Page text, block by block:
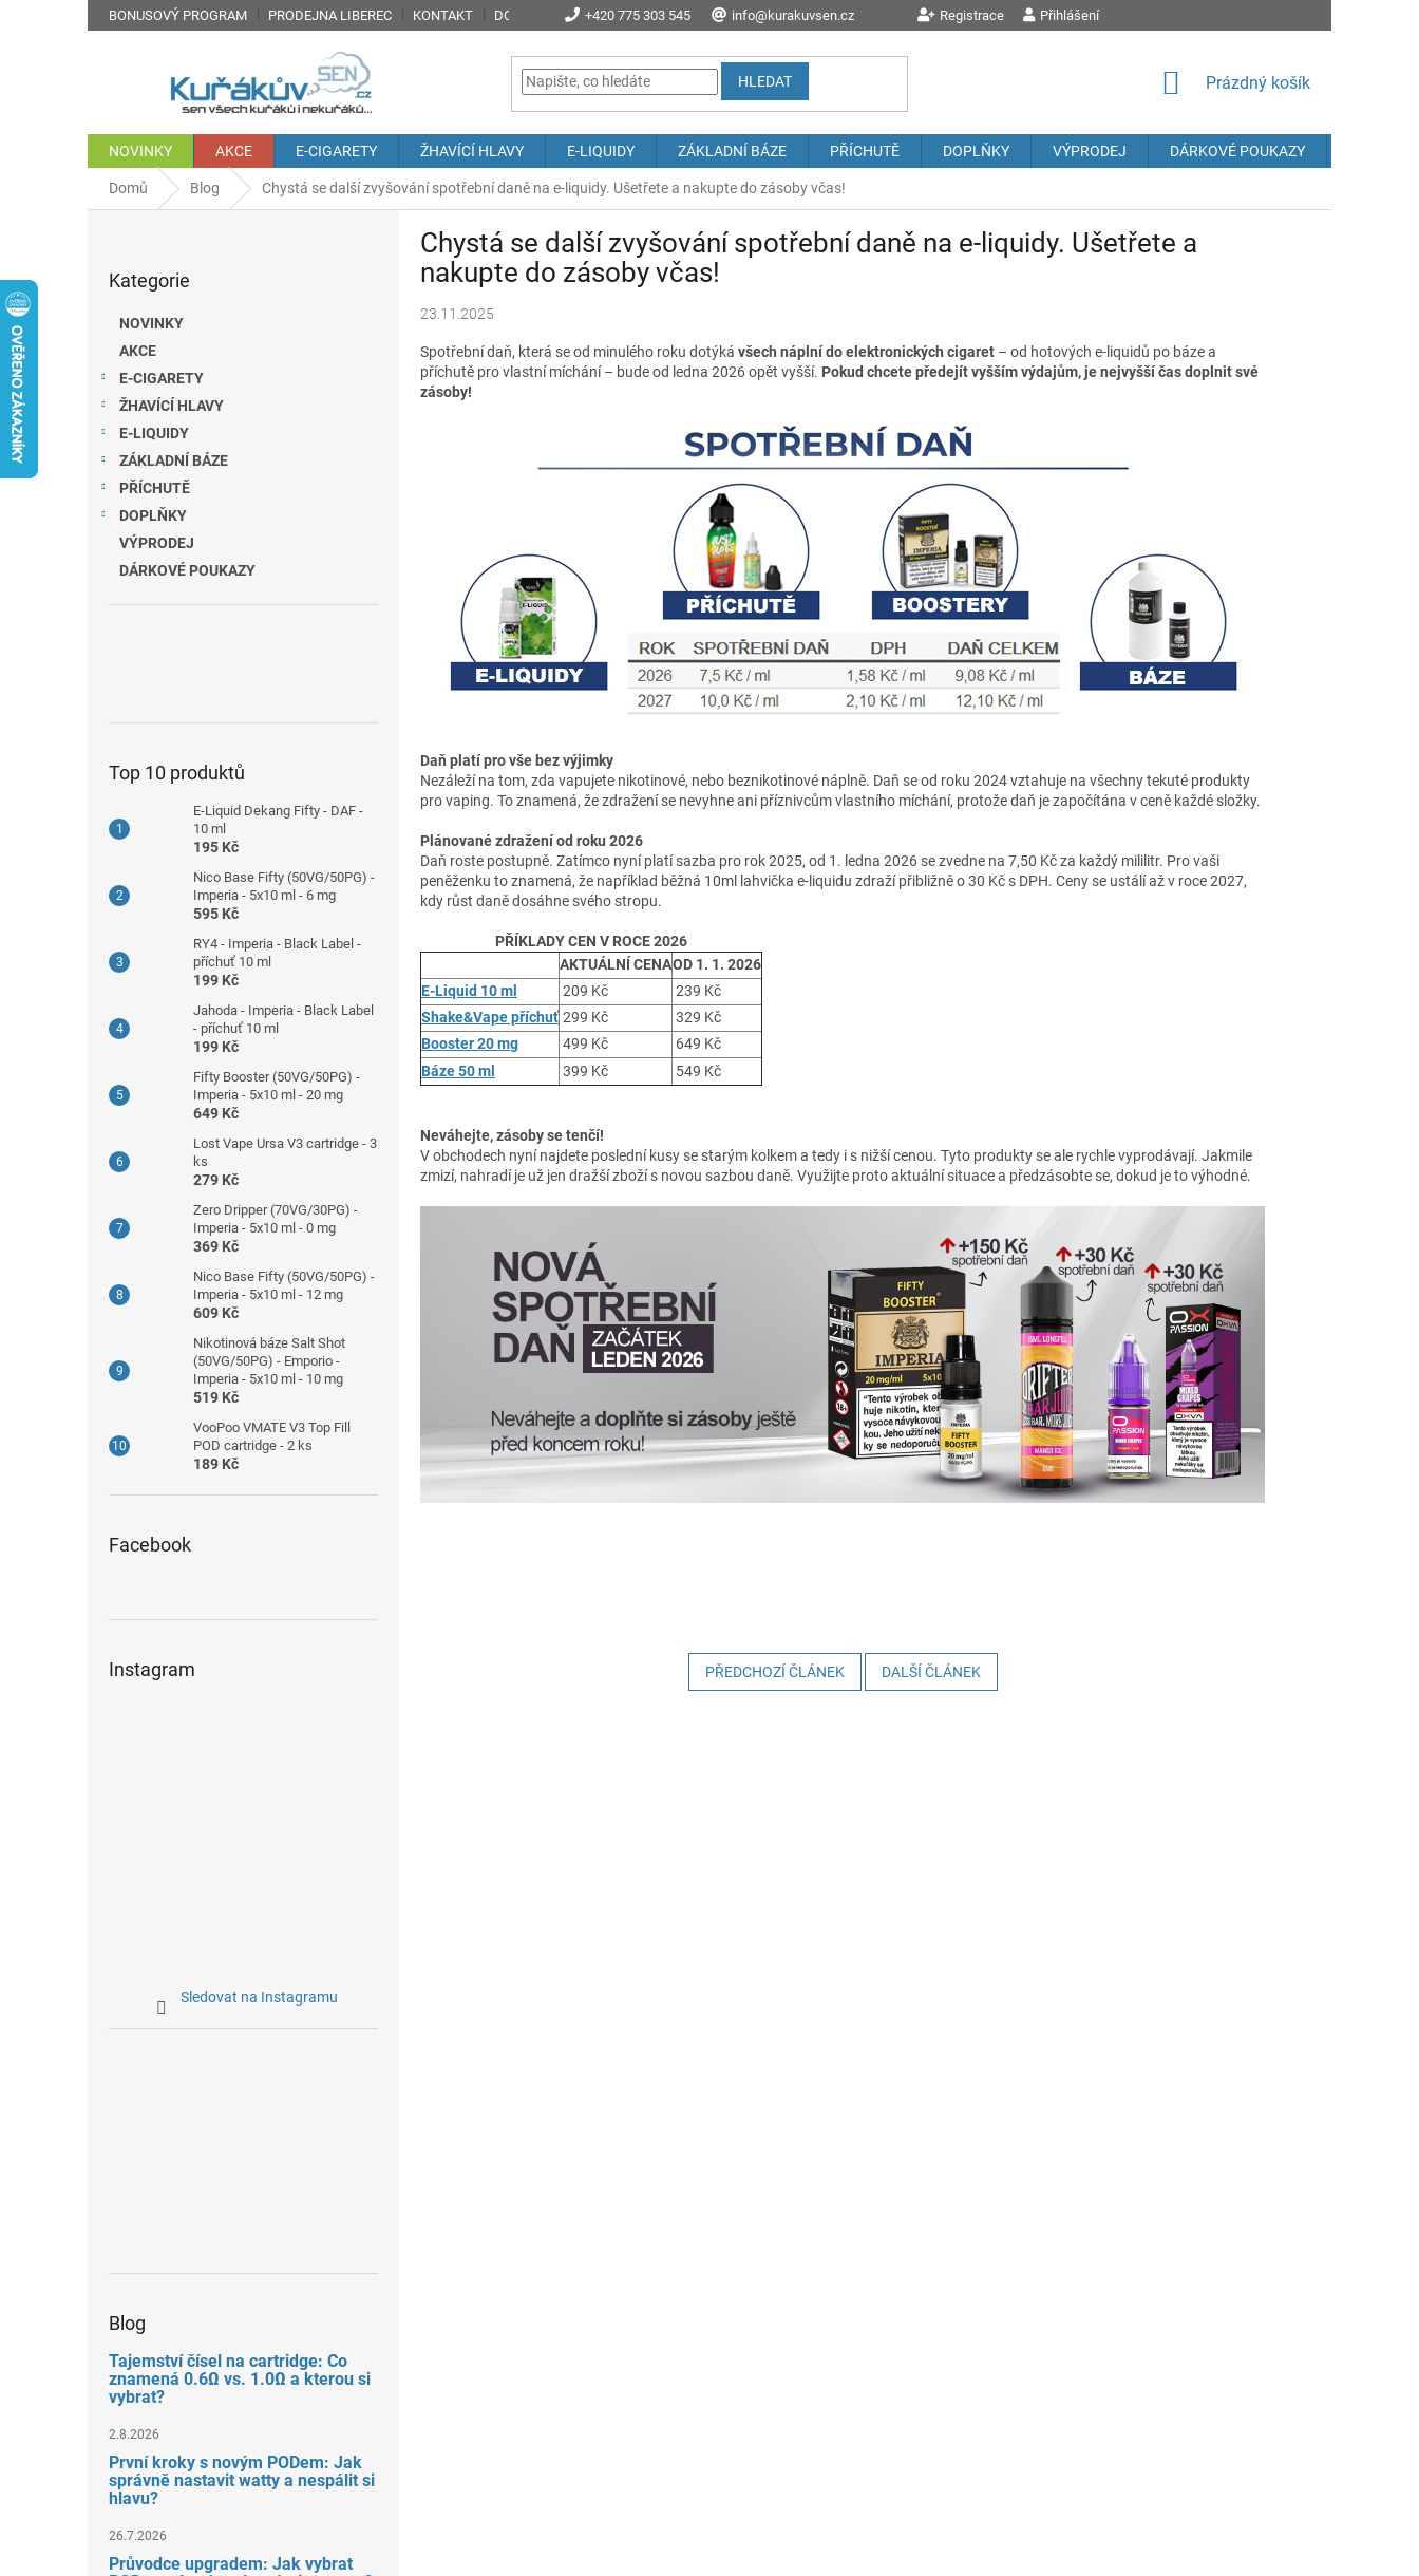
+420 775 303 545 info@kurakuvsen.cz
BONUSOVÝ PROGRAM PRODEJNA LIBEREC KONTAKT DOPRAVA A POŠTOVNÉ PROČ NAKOUPIT U NÁS? JAK NAKUPOVAT OBCHODNÍ PODMÍNKY
Registrace Přihlášení
HLEDAT
NÁKUPNÍ
Prázdný košík
NOVINKY AKCE E-CIGARETY ŽHAVÍCÍ HLAVY E-LIQUIDY ZÁKLADNÍ BÁZE PŘÍCHUTĚ DOPLŇKY VÝPRODEJ DÁRKOVÉ POUKAZY
Domů Blog Chystá se další zvyšování spotřební daně na e-liquidy. Ušetřete a nakupte do zásoby včas!
kategorie
Kategorie
NOVINKY
AKCE
E-CIGARETY
ŽHAVÍCÍ HLAVY
E-LIQUIDY
ZÁKLADNÍ BÁZE
PŘÍCHUTĚ
DOPLŇKY
VÝPRODEJ
DÁRKOVÉ POUKAZY
Top 10 produktů
E-Liquid Dekang Fifty - DAF -
10 ml
195 Kč
Nico Base Fifty (50VG/50PG) -
Imperia - 5x10 ml - 6 mg
595 Kč
RY4 - Imperia - Black Label -
příchuť 10 ml
199 Kč
Jahoda - Imperia - Black Label
- příchuť 10 ml
199 Kč
Fifty Booster (50VG/50PG) -
Imperia - 5x10 ml - 20 mg
649 Kč
Lost Vape Ursa V3 cartridge - 3
ks
279 Kč
Zero Dripper (70VG/30PG) -
Imperia - 5x10 ml - 0 mg
369 Kč
Nico Base Fifty (50VG/50PG) -
Imperia - 5x10 ml - 12 mg
609 Kč
Nikotinová báze Salt Shot
(50VG/50PG) - Emporio -
Imperia - 5x10 ml - 10 mg
519 Kč
VooPoo VMATE V3 Top Fill
POD cartridge - 2 ks
189 Kč
Facebook
Instagram
Sledovat na Instagramu
Blog
Tajemství čísel na cartridge: Co
znamená 0.6Ω vs. 1.0Ω a kterou si
vybrat?
2.8.2026
První kroky s novým PODem: Jak
správně nastavit watty a nespálit si
hlavu?
26.7.2026
Průvodce upgradem: Jak vybrat
Chystá se další zvyšování spotřební daně na e-liquidy. Ušetřete a
nakupte do zásoby včas!
23.11.2025
Spotřební daň, která se od minulého roku dotýká všech náplní do elektronických cigaret – od hotových e-liquidů po báze a
příchutě pro vlastní míchání – bude od ledna 2026 opět vyšší. Pokud chcete předejít vyšším výdajům, je nejvyšší čas doplnit své
zásoby!
Daň platí pro vše bez výjimky
Nezáleží na tom, zda vapujete nikotinové, nebo beznikotinové náplně. Daň se od roku 2024 vztahuje na všechny tekuté produkty
pro vaping. To znamená, že zdražení se nevyhne ani příznivcům vlastního míchání, protože daň je započítána v ceně každé složky.
Plánované zdražení od roku 2026
Daň roste postupně. Zatímco nyní platí sazba pro rok 2025, od 1. ledna 2026 se zvedne na 7,50 Kč za každý mililitr. Pro vaši
peněženku to znamená, že například běžná 10ml lahvička e-liquidu zdraží přibližně o 30 Kč s DPH. Ceny se ustálí až v roce 2027,
kdy růst daně dosáhne svého stropu.
PŘÍKLADY CEN V ROCE 2026
AKTUÁLNÍ CENAOD 1. 1. 2026
E-Liquid 10 ml
209 Kč
239 Kč
Shake&Vape příchuť 299 Kč
329 Kč
Booster 20 mg
499 Kč
649 Kč
Báze 50 ml
399 Kč 549 Kč
Neváhejte, zásoby se tenčí!
V obchodech nyní najdete poslední kusy se starým kolkem a tedy i s nižší cenou. Tyto produkty se ale rychle vyprodávají. Jakmile
zmizí, nahradí je už jen dražší zboží s novou sazbou daně. Využijte proto aktuální situace a předzásobte se, dokud je to výhodné.
PŘEDCHOZÍ ČLÁNEK DALŠÍ ČLÁNEK